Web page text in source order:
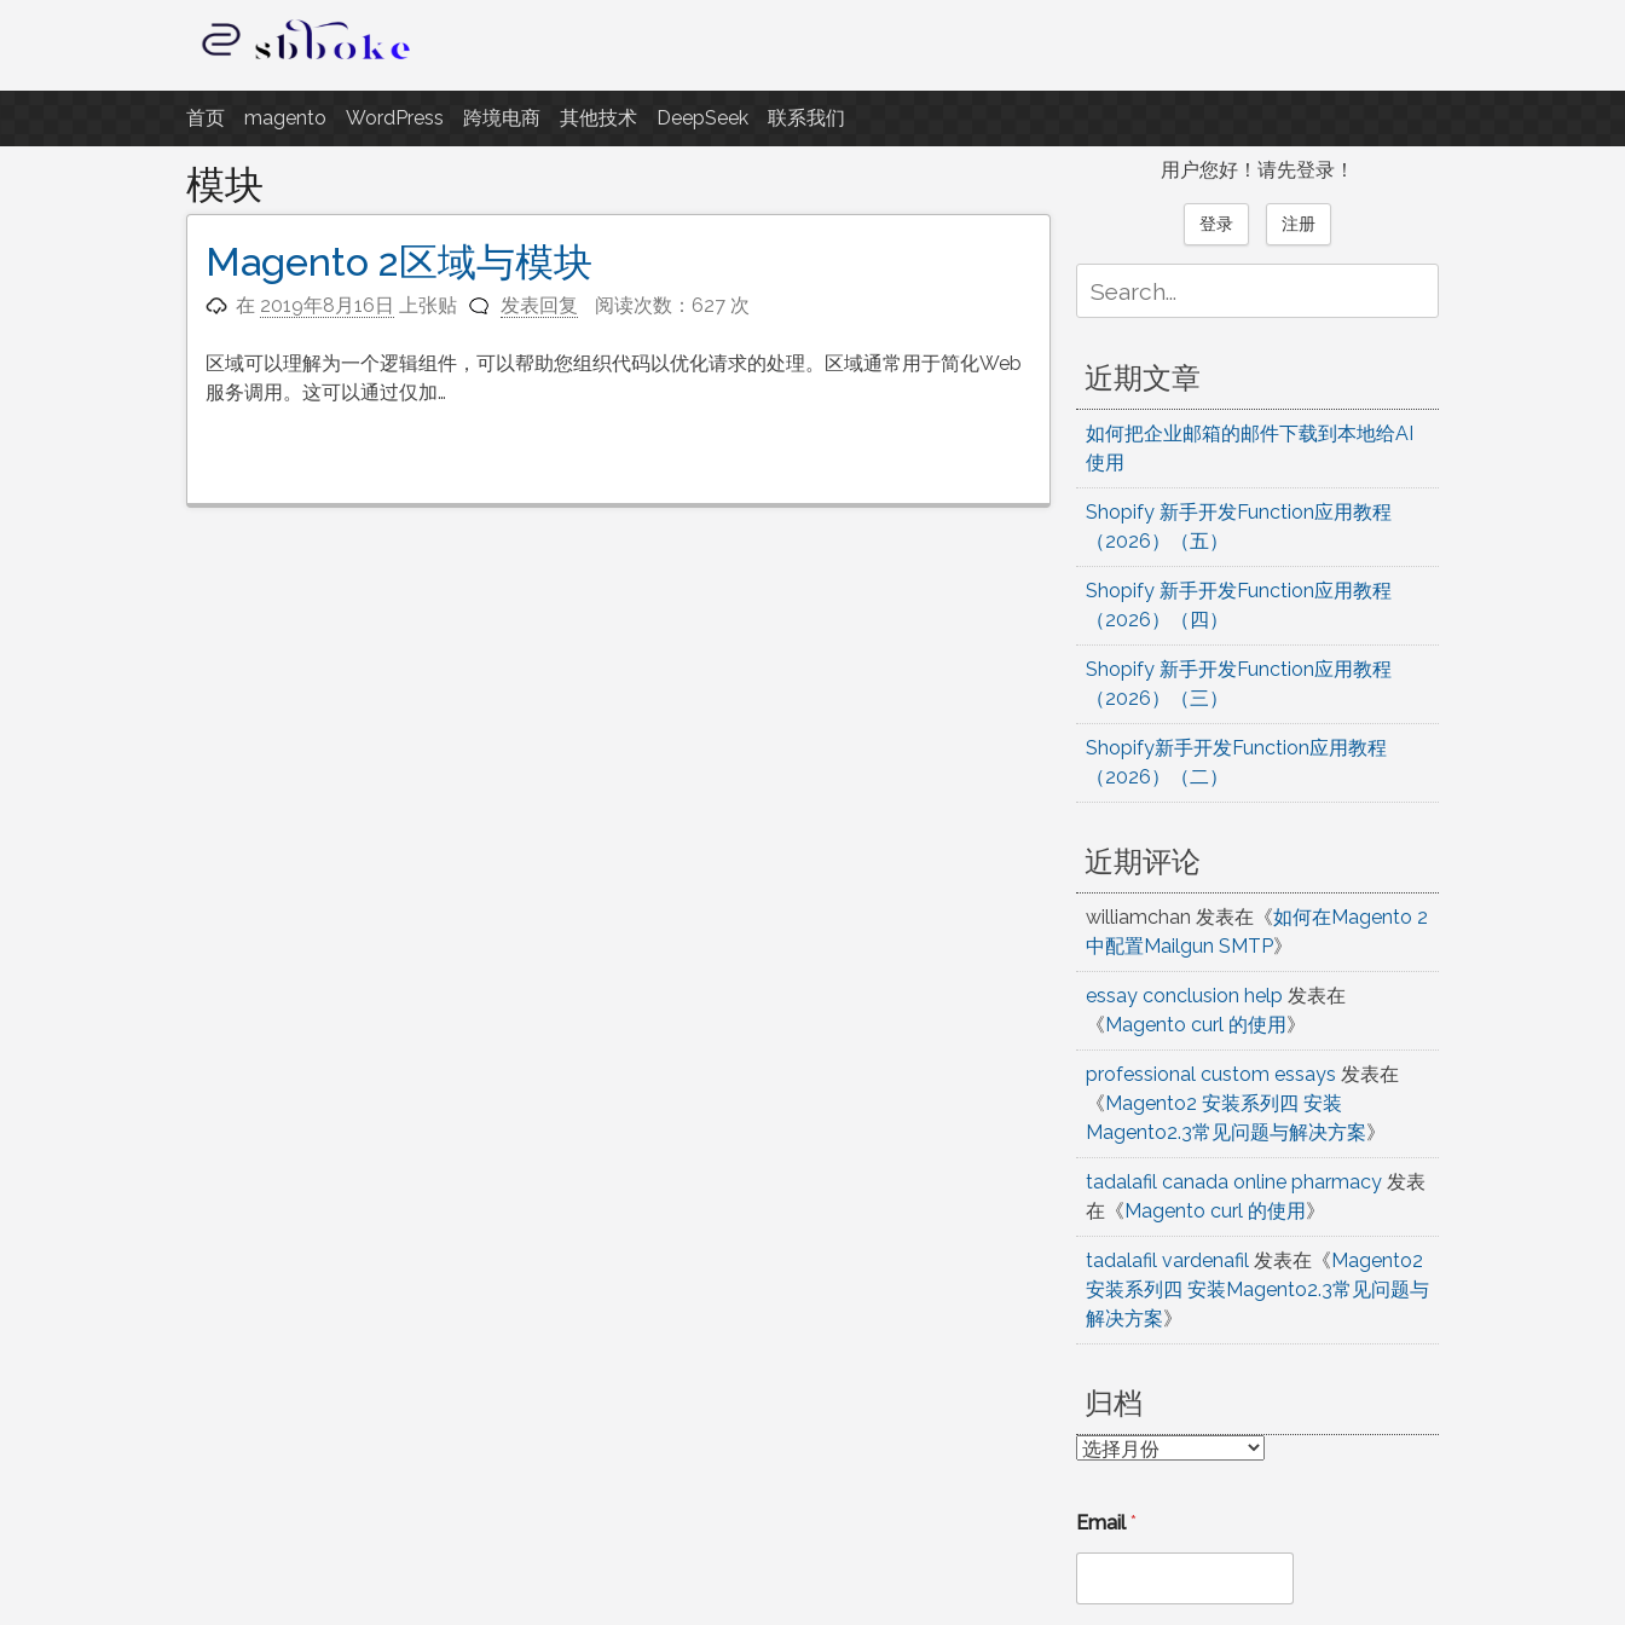
至
内
容
记录跨境电商独立站开发遇到的点点滴滴
首页 magento WordPress 跨境电商 其他技术 DeepSeek 联系我们
模块
Magento 2区域与模块
在 2019年8月16日 上张贴 发表回复 阅读次数：627 次
区域可以理解为一个逻辑组件，可以帮助您组织代码以优化请求的处理。区域通常用于简化Web
服务调用。这可以通过仅加…
用户您好！请先登录！
登录 注册
for:
近期文章
如何把企业邮箱的邮件下载到本地给AI
使用
Shopify 新手开发Function应用教程
（2026）（五）
Shopify 新手开发Function应用教程
（2026）（四）
Shopify 新手开发Function应用教程
（2026）（三）
Shopify新手开发Function应用教程
（2026）（二）
近期评论
williamchan 发表在《如何在Magento 2
中配置Mailgun SMTP》
essay conclusion help 发表在
《Magento curl 的使用》
professional custom essays 发表在
《Magento2 安装系列四 安装
Magento2.3常见问题与解决方案》
tadalafil canada online pharmacy发表
在《Magento curl 的使用》
tadalafil vardenafil发表在《Magento2
安装系列四 安装Magento2.3常见问题与
解决方案》
归档
归
Email*